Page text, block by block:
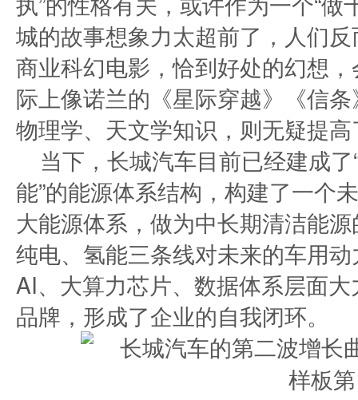
城的故事想象力太超前了，人们
商业科幻电影，恰到好处的幻想
际上像诺兰的《星际穿越》《信
物理学、天文学知识，则无疑提
当下，长城汽车目前已经建成
能”的能源体系结构，构建了一个
大能源体系，做为中长期清洁能
纯电、氢能三条线对未来的车用
AI、大算力芯片、数据体系层面
品牌，形成了企业的自我闭环。